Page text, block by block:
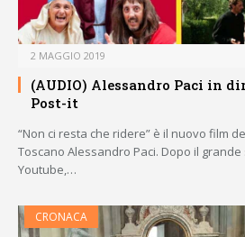
2 MAGGIO 2019
(AUDIO) Alessandro Paci in
Post-it
“Non ci resta che ridere” è il nuovo film
Toscano Alessandro Paci. Dopo il grande
Youtube,…
CRONACA